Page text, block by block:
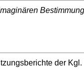
der